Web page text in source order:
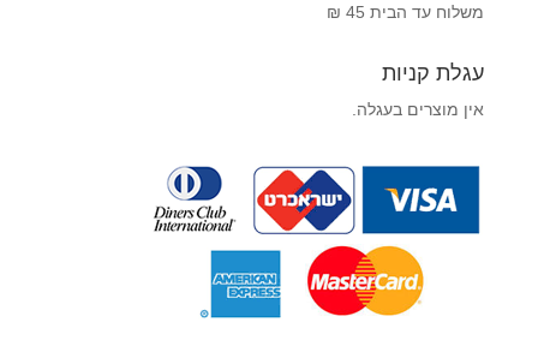
משלוח עד הבית 45 ₪
עגלת קניות
אין מוצרים בעגלה.